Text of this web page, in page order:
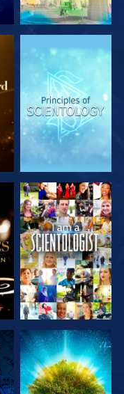
DÉCOUVRIR
LES SÉRIES
REGARDER
DÉCOUVRIR
LES SÉRIES